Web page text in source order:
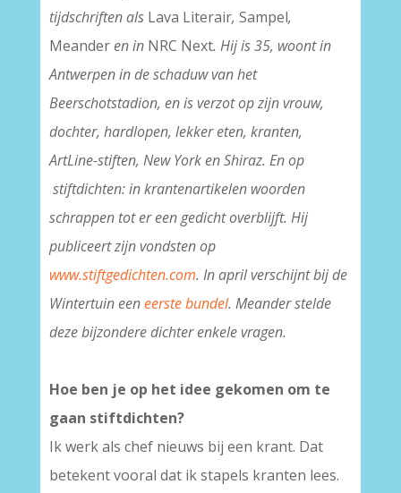
tijdschriften alsLava Literair, Sampel,
Meanderen in NRC Next. Hij is 35, woont in
Antwerpen in de schaduw van het
Beerschotstadion, en is verzot op zijn vrouw,
dochter, hardlopen, lekker eten, kranten,
ArtLine-stiften, New York en Shiraz. En op
stiftdichten: in krantenartikelen woorden
schrappen tot er een gedicht overblijft. Hij
publiceert zijn vondsten op
www.stiftgedichten.com. In april verschijnt bij de
Wintertuin eeneerste bundel. Meander stelde
deze bijzondere dichter enkele vragen.
Hoe ben je op het idee gekomen om te
gaan stiftdichten?
Ik werk als chef nieuws bij een krant. Dat
betekent vooral dat ik stapels kranten lees.